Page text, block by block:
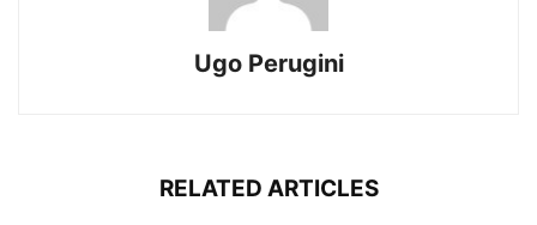
Ugo Perugini
RELATED ARTICLES